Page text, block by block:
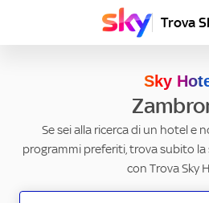
Trova
Sky
Se sei alla ricerca di un hotel e
programmi preferiti, trova subito
con Trova Sky